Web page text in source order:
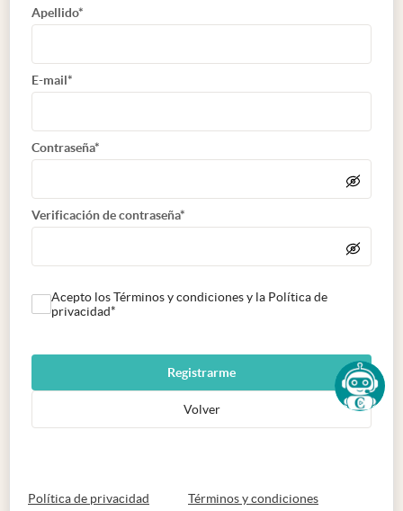
Apellido*
E-mail*
Contraseña*
Verificación de contraseña*
Acepto los Términos y condiciones y la Política de
privacidad*
Registrarme
Volver
Política de privacidad abre en nueva pestaña
Términos y condicionesabre en nueva